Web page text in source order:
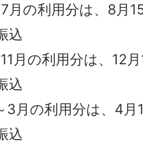
月の利用分は、8月
込
月の利用分は、12
込
3月の利用分は、4
込